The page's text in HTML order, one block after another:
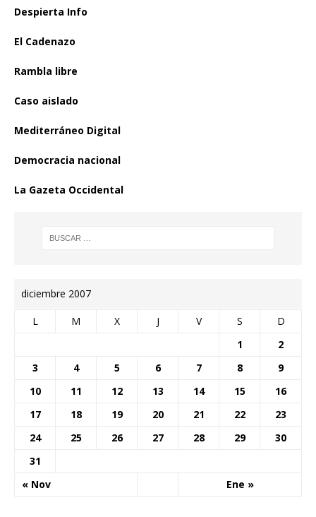
Despierta Info
El Cadenazo
Rambla libre
Caso aislado
Mediterráneo Digital
Democracia nacional
La Gazeta Occidental
diciembre 2007
L M X J V S D
« Nov Ene »
1
2
3
4 5 6 7 8
9
10
11 12 13 14 15
16
17
18 19 20 21 22
23
24
25 26 27 28 29
30
31